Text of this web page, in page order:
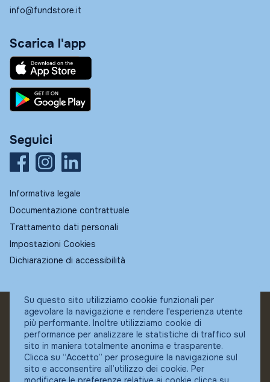
info@fundstore.it
Scarica l'app
Seguici
Informativa legale
Documentazione contrattuale
Trattamento dati personali
Impostazioni Cookies
Dichiarazione di accessibilità
© Fundstore
Collocatore autorizzato:
Banca Ifigest SpA
P.Iva: 04337180485
Su questo sito utilizziamo cookie funzionali per
agevolare la navigazione e rendere l'esperienza utente
più performante. Inoltre utilizziamo cookie di
performance per analizzare le statistiche di traffico sul
sito in maniera totalmente anonima e trasparente.
Clicca su “Accetto” per proseguire la navigazione sul
sito e acconsentire all’utilizzo dei cookie. Per